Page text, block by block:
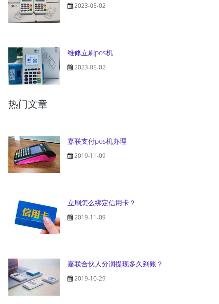
2023-05-02
维修立刷pos机
2023-05-02
热门文章
嘉联支付pos机办理
2019-11-09
立刷怎么绑定信用卡？
2019-11-09
嘉联合伙人分润提现多久到账？
2019-10-29